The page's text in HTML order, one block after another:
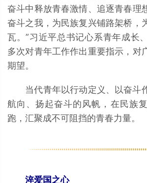
奋斗中释放青春激情、追逐青春理
奋斗之我，为民族复兴铺路架桥，
瓦。”习近平总书记心系青年成长
多次对青年工作作出重要指示，对
期望。
当代青年以行动定义、以奋斗
航向、扬起奋斗的风帆，在民族
跑，汇聚成不可阻挡的青春力量。
淬爱国之心